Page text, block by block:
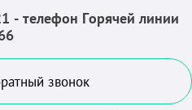
- телефон Горячей линии
звонок